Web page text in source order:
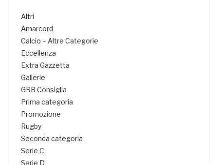
Altri
Amarcord
Calcio – Altre Categorie
Eccellenza
Extra Gazzetta
Gallerie
GRB Consiglia
Prima categoria
Promozione
Rugby
Seconda categoria
Serie C
Serie D